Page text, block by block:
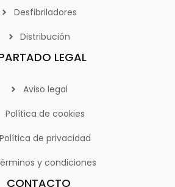
Desfibriladores
Distribución
LEGAL
Aviso legal
Política de cookies
Política de privacidad
y condiciones
CONTACTO